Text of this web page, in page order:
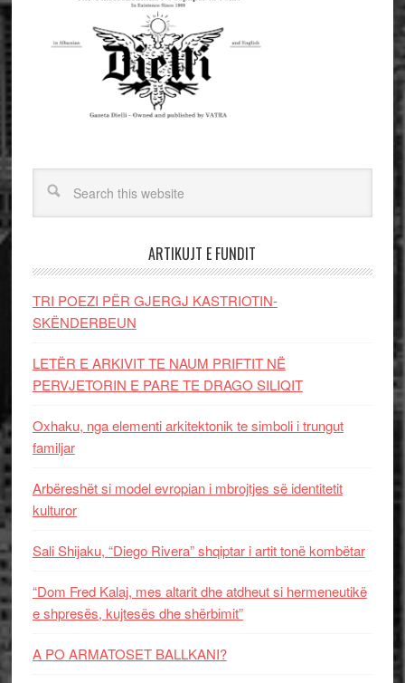
ARTIKUJT E FUNDIT
TRI POEZI PËR GJERGJ KASTRIOTIN-
SKËNDERBEUN
LETËR E ARKIVIT TE NAUM PRIFTIT NË
PERVJETORIN E PARE TE DRAGO SILIQIT
Oxhaku, nga elementi arkitektonik te simboli i trungut
familjar
Arbëreshët si model evropian i mbrojtjes së identitetit
kulturor
Sali Shijaku, “Diego Rivera” shqiptar i artit tonë kombëtar
“Dom Fred Kalaj, mes altarit dhe atdheut si hermeneutikë
e shpresës, kujtesës dhe shërbimit”
A PO ARMATOSET BALLKANI?